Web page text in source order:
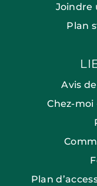
Joindre
Plan
Avis
Chez-
Plan